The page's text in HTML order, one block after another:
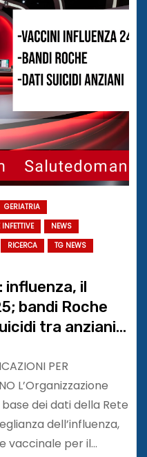
GERIATRIA
NEWS
RICERCA
TG NEWS
influenza, il
bandi Roche
tra anziani
PER
L’Organizzazione
dei dati della Rete
dell’influenza,
vaccinale per il…